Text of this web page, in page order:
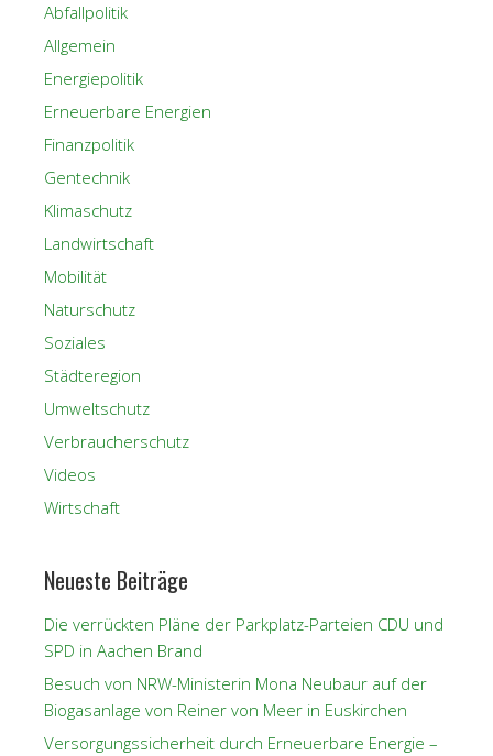
Abfallpolitik
Allgemein
Energiepolitik
Erneuerbare Energien
Finanzpolitik
Gentechnik
Klimaschutz
Landwirtschaft
Mobilität
Naturschutz
Soziales
Städteregion
Umweltschutz
Verbraucherschutz
Videos
Wirtschaft
Neueste Beiträge
Die verrückten Pläne der Parkplatz-Parteien CDU und
SPD in Aachen Brand
Besuch von NRW-Ministerin Mona Neubaur auf der
Biogasanlage von Reiner von Meer in Euskirchen
Versorgungssicherheit durch Erneuerbare Energie –